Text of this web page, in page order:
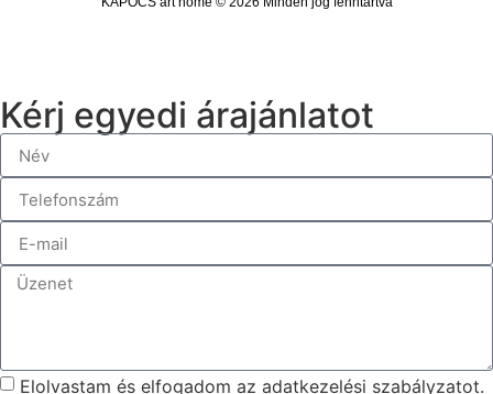
Kérj egyedi árajánlatot
Elolvastam és elfogadom az adatkezelési szabályzatot.